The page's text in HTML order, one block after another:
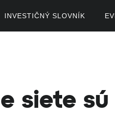
INVESTIČNÝ SLOVNÍK
siete sú